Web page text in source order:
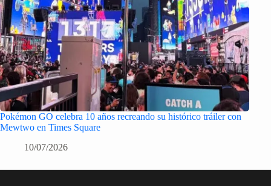
Pokémon GO celebra 10 años recreando su histórico tráiler con
Mewtwo en Times Square
10/07/2026